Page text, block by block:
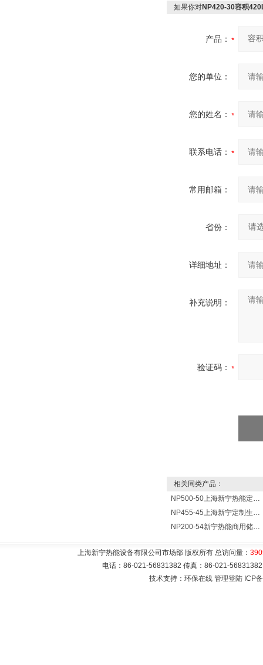
如果你对NP420-30容积
产品：
您的单位：
您的姓名：
联系电话：
常用邮箱：
省份：
详细地址：
补充说明：
验证码：
相关同类产品：
NP500-50上海新宁热能定制各式不锈钢水箱容器
NP455-45上海新宁定制生产各式不锈钢容器
NP200-54新宁热能商用储水式电热水器V=200升N=54千瓦
上海新宁热能设备有限公司市场部 版权所有 总访问量：
电话：86-021-56831382 传真：86-021-
技术支持：环保在线 管理登陆 ICP